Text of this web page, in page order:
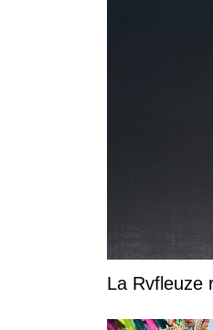
La Rvfleuze